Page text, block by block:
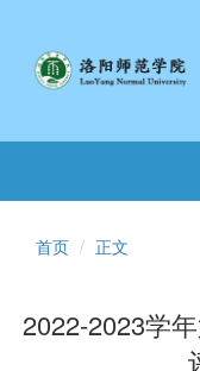
首页 正文
2022-2023学